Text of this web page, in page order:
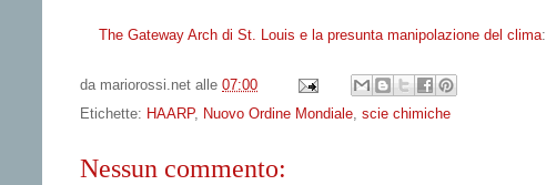
The Gateway Arch di St. Louis e la presunta manipolazione del clima:
da mariorossi.net alle 07:00
Etichette: HAARP, Nuovo Ordine Mondiale, scie chimiche
Nessun commento: